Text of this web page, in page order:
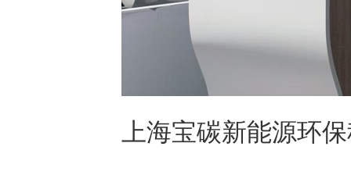
上海宝碳新能源环